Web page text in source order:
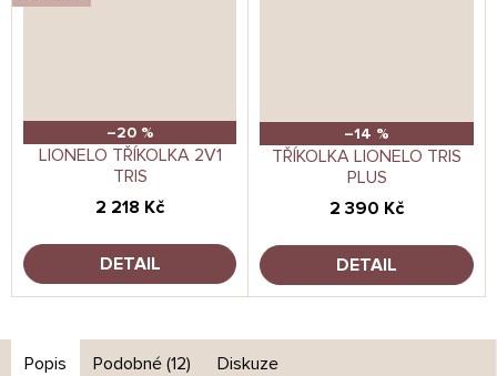
–20 %
LIONELO TŘÍKOLKA 2V1
TRIS
2 218 Kč
DETAIL
–14 %
TŘÍKOLKA LIONELO TRIS
PLUS
2 390 Kč
DETAIL
Popis Podobné (12) Diskuze